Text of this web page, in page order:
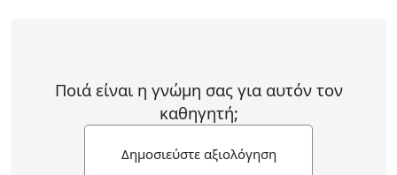
Ποιά είναι η γνώμη σας για αυτόν τον
καθηγητή;
Δημοσιεύστε αξιολόγηση